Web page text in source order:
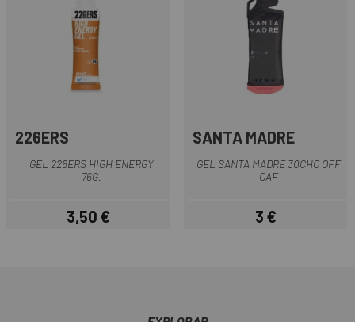
226ERS
GEL 226ERS HIGH ENERGY
76G.
Preu
3,50 €
SANTA MADRE
GEL SANTA MADRE 30CHO OFF
CAF
Preu
3 €